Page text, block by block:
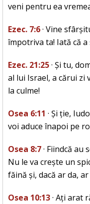
veni pentru ea
Ezec. 7:6· Vine
împotriva ta! Iată că a
Ezec. 21:25· Și tu,
al lui Israel, a cărui zi
la culme!
Osea 6:11 · Și ție,
voi aduce înapoi pe
Osea 8:7· Fiindcă
Nu le va crește un
făină și, dacă ar da,
Osea 10:13· Ați arat